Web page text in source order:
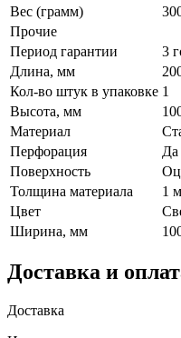
Вес (грамм)
Прочие
Период гарантии
3
Длина, мм
Кол-во штук в упаковке 1
Высота, мм
Материал
Перфорация
Да
Поверхность
Толщина материала
1
Цвет
Ширина, мм
Доставка и
Доставка